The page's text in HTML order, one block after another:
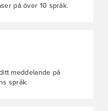
på över 10 språk.
meddelande på
språk.